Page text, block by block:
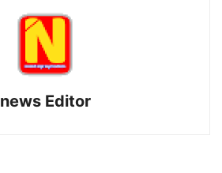
news Editor